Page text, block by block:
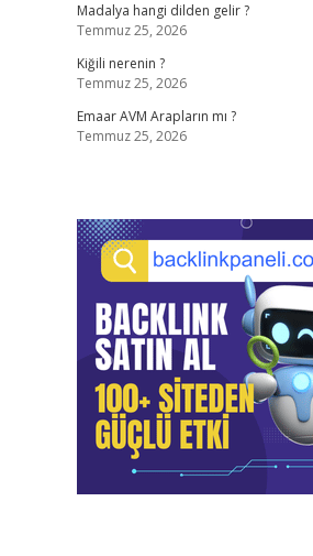
Madalya hangi dilden gelir ?
Temmuz 25, 2026
Kiğili nerenin ?
Temmuz 25, 2026
Emaar AVM Arapların mı ?
Temmuz 25, 2026